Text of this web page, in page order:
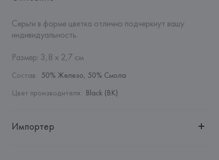
Серьги в форме цветка отлично подчеркнут вашу
индивидуальность.
Размер: 3,8 x 2,7 см
Состав: 50% Железо, 50% Смола
Цвет производителя: Black (BK)
Импортер